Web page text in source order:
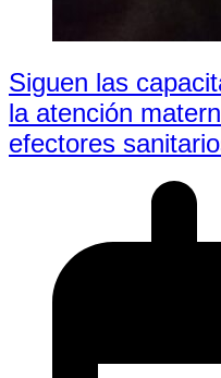
Siguen las
la atención
efectores